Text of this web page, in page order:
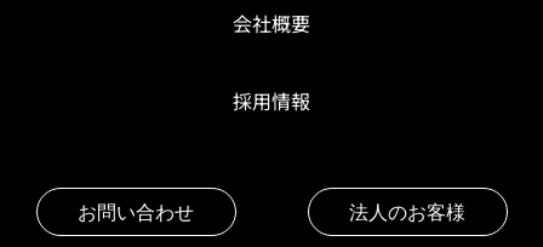
会社概要
採用情報
お問い合わせ 法人のお客様